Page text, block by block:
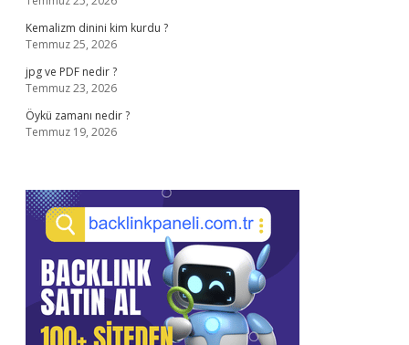
Kemalizm dinini kim kurdu ?
Temmuz 25, 2026
jpg ve PDF nedir ?
Temmuz 23, 2026
Öykü zamanı nedir ?
Temmuz 19, 2026